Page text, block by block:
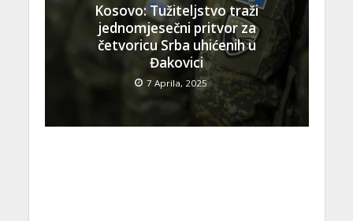
Kosovo: Tužiteljstvo traži
jednomjesečni pritvor za
četvoricu Srba uhićenih u
Đakovici
7 Aprila, 2025